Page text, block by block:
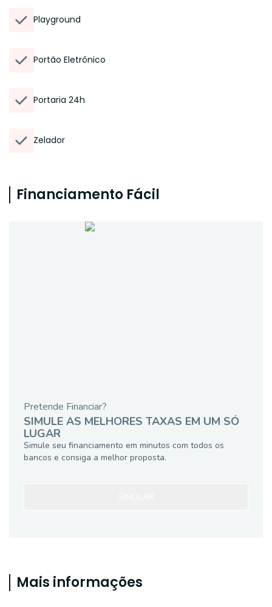
Playground
Portão Eletrônico
Portaria 24h
Zelador
Financiamento Fácil
Pretende Financiar?
SIMULE AS MELHORES TAXAS EM UM SÓ
LUGAR
Simule seu financiamento em minutos com todos os
bancos e consiga a melhor proposta.
Mais informações